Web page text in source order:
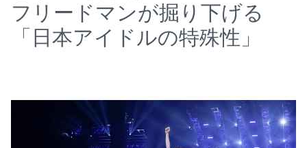
フリードマンが掘り下げる
「日本アイドルの特殊性」